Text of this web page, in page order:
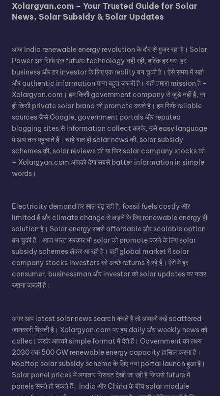
Xolargyan.com – Your Trusted Guide for Solar
News, Solar Subsidy & Solar Updates
आज India renewable energy revolution के दौर से गुजर रहा है। Solar
Power अब सिर्फ एक future technology नहीं रही, बल्कि हर घर, हर
business और हर investor के लिए एक reality बन चुकी है। ऐसे समय में सही
और authentic information पाना बहुत जरूरी है। यही हमारा mission है –
Xolargyan.com। हम किसी government company से जुड़े नहीं हैं, ना
ही किसी private solar brand को promote करते हैं। हम सिर्फ reliable
sources जैसे Google, government portals और reputed
blogging sites से information collect करके, उसे easy language
में आप तक पहुंचाते हैं। चाहे बात हो solar newsकी, solar subsidy
schemesकी, solar reviews की या फिर solar company stocksकी
– Xolargyan.com आपको देगा सबसे batter information in simple
words।
Electricity demand हर साल बढ़ रही है, fossil fuels costly और
limited हैं और climate change से लड़ने के लिए renewable energy ही
solution है। Solar energyसबसे affordable और scalable option
बन चुकी है। आज भारत सरकार भी solar को promote करने के लिए solar
subsidy schemes लेकर आ रही है। वहीं global market में solar
company stocks investors को अच्छे returns दे रहे हैं। ऐसे में हर
consumer, businessman और investor को solar updates पर नजर
रखना जरूरी है।
अगर आप latest solar news search करते हैं तो आपको कई scattered
जानकारी मिलती है। Xolargyan.com पर हम daily और weekly news को
collect करके आपको simple format में देते हैं। Government का लक्ष्य
2030 तक 500 GW renewable energy capacity हासिल करना है।
Rooftop solar subsidy scheme के लिए नया portal launch हुआ है।
Solar panel prices में लगातार गिरावट देखी जा रही है जिससे future में
panels सस्ते हो सकते हैं। India और China के बीच solar module